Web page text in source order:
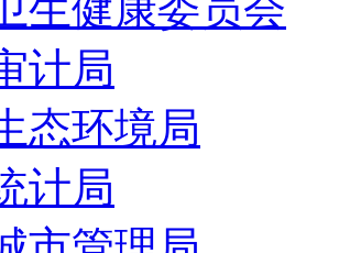
生健康委员会
计局
态环境局
计局